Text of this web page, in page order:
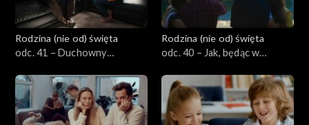
Rodzina (nie od) święta
odc. 41 – Duchowny
szansa czy zagrożenie dla
relacji?
Rodzina (nie od) święta
odc. 40 – Jak, będąc w
przyjaźnie z osobami
przeciwnej płci?